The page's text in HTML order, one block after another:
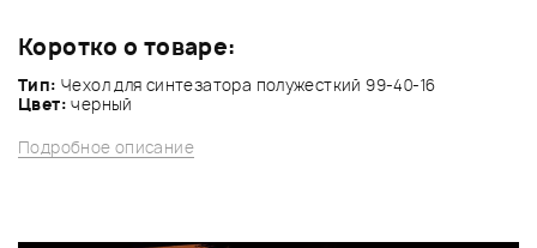
Коротко о товаре:
Тип: Чехол для синтезатора полужесткий 99-40-16
Цвет: черный
Подробное описание